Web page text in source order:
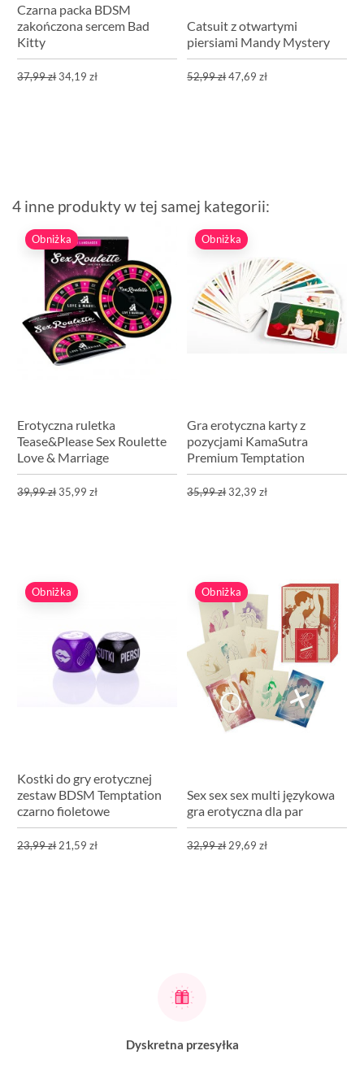
Czarna packa BDSM
zakończona sercem Bad
Kitty
37,99 zł34,19 zł
Catsuit z otwartymi
piersiami Mandy Mystery
52,99 zł47,69 zł
4 inne produkty w tej samej kategorii:
Obniżka
Erotyczna ruletka
Tease&Please Sex Roulette
Love & Marriage
39,99 zł35,99 zł
Obniżka
Gra erotyczna karty z
pozycjami KamaSutra
Premium Temptation
35,99 zł32,39 zł
Obniżka
Kostki do gry erotycznej
zestaw BDSM Temptation
czarno fioletowe
23,99 zł 21,59 zł
Obniżka
Sex sex sex multi językowa
gra erotyczna dla par
32,99 zł 29,69 zł
Dyskretna przesyłka